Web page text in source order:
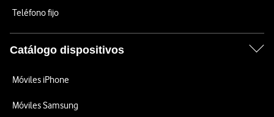
Teléfono fijo
Catálogo dispositivos
Móviles iPhone
Móviles Samsung